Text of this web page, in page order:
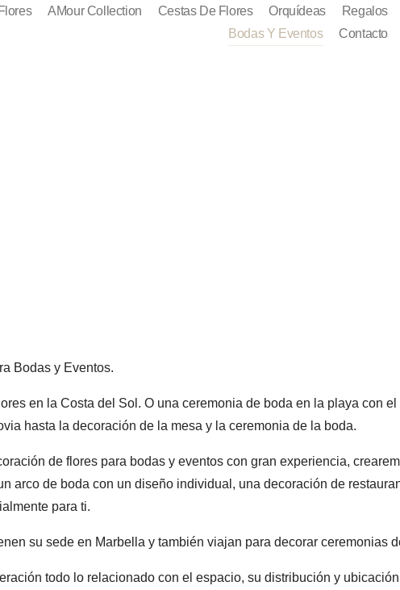
AMour Collection Cestas De Flores Orquídeas
Regalos
Bodas Y Eventos
Contacto
Bodas y Eventos.
en la Costa del Sol. O una ceremonia de boda en la playa con
hasta la decoración de la mesa y la ceremonia de la boda.
de flores para bodas y eventos con gran experiencia,
arco de boda con un diseño individual, una decoración de
para ti.
su sede en Marbella y también viajan para decorar ceremonias
todo lo relacionado con el espacio, su distribución y